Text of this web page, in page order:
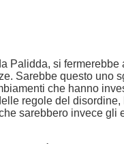
Palidda, si
Sarebbe questo uno
che hanno
regole del
sarebbero invece